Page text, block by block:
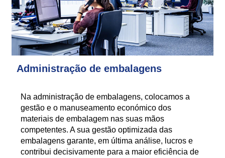
Administração de embalagens
Na administração de embalagens, colocamos a
gestão e o manuseamento económico dos
materiais de embalagem nas suas mãos
competentes. A sua gestão optimizada das
embalagens garante, em última análise, lucros e
contribui decisivamente para a maior eficiência de